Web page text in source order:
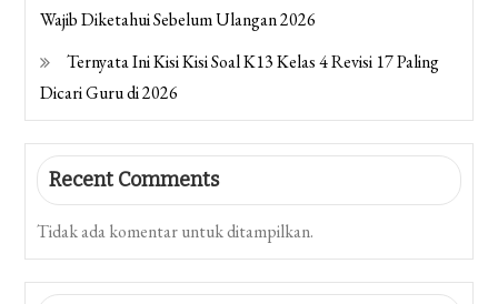
Wajib Diketahui Sebelum Ulangan 2026
Ternyata Ini Kisi Kisi Soal K13 Kelas 4 Revisi 17 Paling
Dicari Guru di 2026
Recent Comments
Tidak ada komentar untuk ditampilkan.